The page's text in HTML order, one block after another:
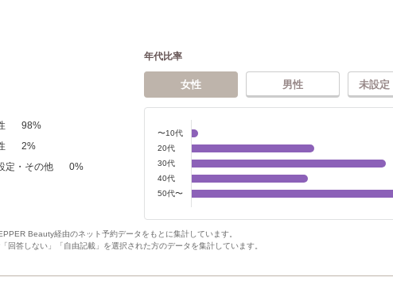
98%
2%
定・その他
0%
年代比率
女性 男性 未設定
〜10代
20代
30代
40代
50代〜
Beauty経由のネット予約データをもとに集計しています。
答しない」「自由記載」を選択された方のデータを集計しています。